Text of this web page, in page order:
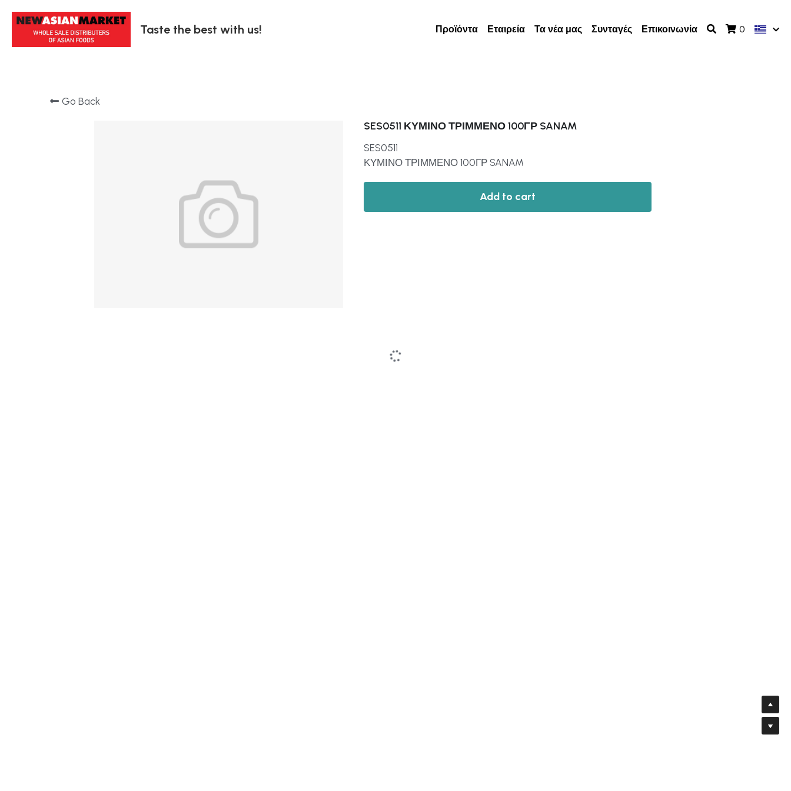
Taste the best with us! Προϊόντα Εταιρεία Τα νέα μας Συνταγές Επικοινωνία 0
Go Back
SES0511 ΚΥΜΙΝΟ ΤΡΙΜΜΕΝΟ 100ΓΡ SANAM
SES0511
ΚΥΜΙΝΟ ΤΡΙΜΜΕΝΟ 100ΓΡ SANAM
Add to cart